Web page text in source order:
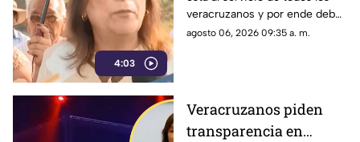
4:03
que responde
veracruzanos y por ende debe
responder lo que se le
agosto 06, 2026 09:35 a. m.
Veracruzanos piden
transparencia en